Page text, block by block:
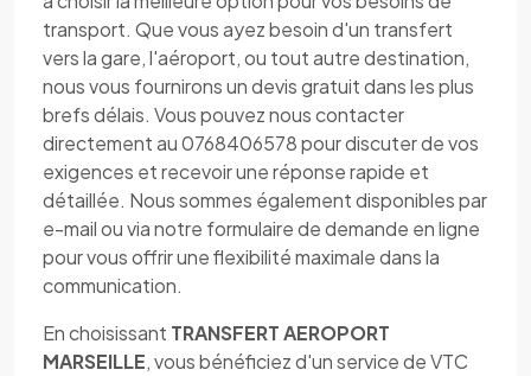
transport. Que vous ayez besoin d'un transfert
vers la gare, l'aéroport, ou tout autre destination,
nous vous fournirons un devis gratuit dans les plus
brefs délais. Vous pouvez nous contacter
directement au 0768406578 pour discuter de vos
exigences et recevoir une réponse rapide et
détaillée. Nous sommes également disponibles par
e-mail ou via notre formulaire de demande en ligne
pour vous offrir une flexibilité maximale dans la
communication.
En choisissant TRANSFERT AEROPORT
MARSEILLE, vous bénéficiez d'un service de VTC